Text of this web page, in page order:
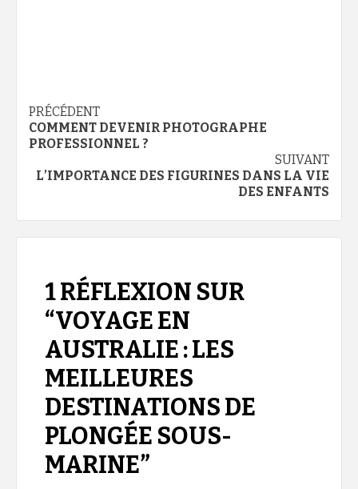
Navigation
d’article
PRÉCÉDENT
COMMENT DEVENIR PHOTOGRAPHE
PROFESSIONNEL ?
SUIVANT
L’IMPORTANCE DES FIGURINES DANS LA VIE
DES ENFANTS
1 RÉFLEXION SUR
“VOYAGE EN
AUSTRALIE : LES
MEILLEURES
DESTINATIONS DE
PLONGÉE SOUS-
MARINE”